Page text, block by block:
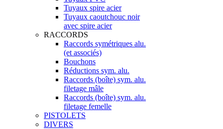
Tuyaux spire acier
Tuyaux caoutchouc noir
avec spire acier
RACCORDS
Raccords symétriques alu.
(et associés)
Bouchons
Réductions sym. alu.
Raccords (boîte) sym. alu.
filetage mâle
Raccords (boîte) sym. alu.
filetage femelle
PISTOLETS
DIVERS